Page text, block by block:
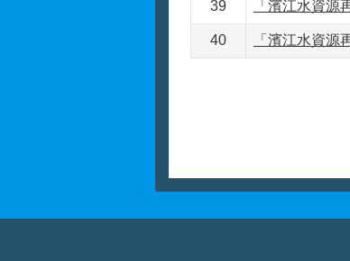
39 「濱江水資
40 「濱江水資